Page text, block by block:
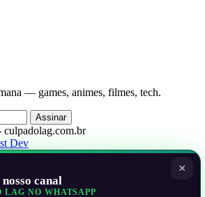
— games, animes, filmes, tech.
Assinar
Dev
×
canal
LAG NO WHATSAPP